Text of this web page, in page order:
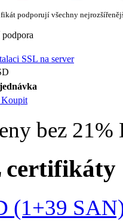
podporují všechny
SSL na server
Koupit
bez 21%
certifikáty
(1+39